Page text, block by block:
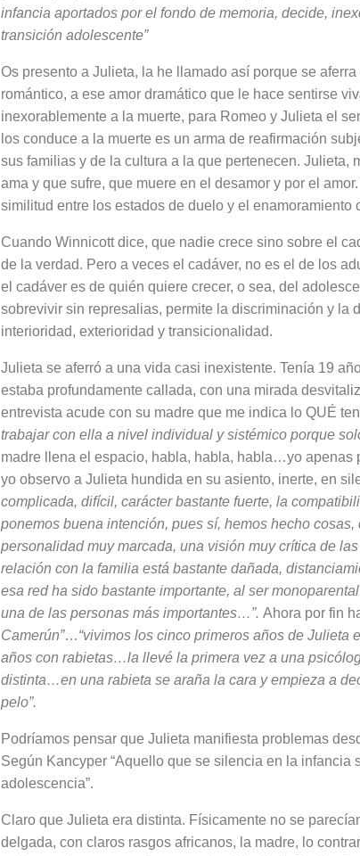
infancia aportados por el fondo de memoria, de­cide,
transición adolescente”
Os presento a Julieta, la he llamado así porque se
romántico, a ese amor dramático que le hace sentirse
inexorablemente a la muerte, para Romeo y Julieta el
los conduce a la muerte es un arma de reafirmación
sus familias y de la cul­tura a la que pertenecen. Julieta,
ama y que sufre, que muere en el desamor y por el
similitud entre los estados de duelo y el enamora­miento
Cuando Winnicott dice, que nadie crece sino sobre el
de la verdad. Pero a veces el ca­dáver, no es el de los
el cadáver es de quién quiere crecer, o sea, del
sobrevivir sin represalias, permite la discriminación y la
interioridad, exterioridad y transicionalidad.
Julieta se aferró a una vida casi inexis­tente. Tenía 19
estaba profundamente callada, con una mirada
entrevista acude con su madre que me indica lo QUÉ
trabajar con ella a nivel individual y sistémico porque
madre llena el espacio, habla, habla, habla…yo apenas
yo observo a Julieta hundida en su asiento, inerte, en
complicada, difícil, carácter bastante fuerte, la
ponemos buena intención, pues sí, hemos hecho
personalidad muy marcada, una visión muy crítica de
relación con la familia está bastante dañada,
esa red ha sido bastante importante, al ser
una de las personas más importan­tes…”. Ahora por fin
Camerún”…“vivimos los cinco primeros años de Julieta
años con rabie­tas…la llevé la primera vez a una
distinta…en una rabieta se araña la cara y empieza a
pelo”.
Podríamos pensar que Julieta manifiesta problemas
Según Kancyper “Aquello que se si­lencia en la infancia
adolescencia”.
Claro que Julieta era distinta. Físicamente no se
delgada, con claros rasgos africanos, la madre, lo